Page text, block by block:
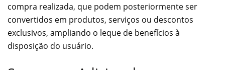
compra realizada, que podem posteriormente ser
convertidos em produtos, serviços ou descontos
exclusivos, ampliando o leque de benefícios à
disposição do usuário.